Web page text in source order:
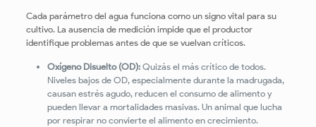
Cada parámetro del agua funciona como un signo vital para su
cultivo. La ausencia de medición impide que el productor
identifique problemas antes de que se vuelvan críticos.
Oxígeno Disuelto (OD):Quizás el más crítico de todos.
Niveles bajos de OD, especialmente durante la madrugada,
causan estrés agudo, reducen el consumo de alimento y
pueden llevar a mortalidades masivas. Un animal que lucha
por respirar no convierte el alimento en crecimiento.